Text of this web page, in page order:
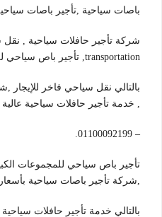
باصات سياحية ,تأجير باصات
transportation, تأجير باص سياحي للرحلات السياحية .
بالتالي نقل سياحي فاخر للإيجار
, خدمة تأجير حافلات سياحية عالية
– 01100092199.
تأجير باص سياحي للمجموعات
,شركة تأجير باصات سياحية
بالتالي خدمة تأجير حافلات